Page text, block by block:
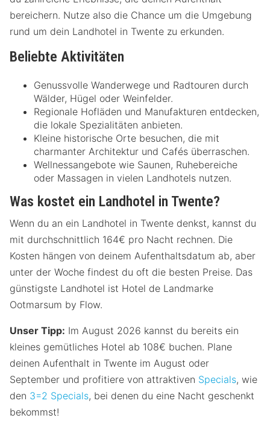
bereichern. Nutze also die Chance um die Umgebung
rund um dein Landhotel in Twente zu erkunden.
Beliebte Aktivitäten
Genussvolle Wanderwege und Radtouren durch
Wälder, Hügel oder Weinfelder.
Regionale Hofläden und Manufakturen entdecken,
die lokale Spezialitäten anbieten.
Kleine historische Orte besuchen, die mit
charmanter Architektur und Cafés überraschen.
Wellnessangebote wie Saunen, Ruhebereiche
oder Massagen in vielen Landhotels nutzen.
Was kostet ein Landhotel in Twente?
Wenn du an ein Landhotel in Twente denkst, kannst du
mit durchschnittlich 164€ pro Nacht rechnen. Die
Kosten hängen von deinem Aufenthaltsdatum ab, aber
unter der Woche findest du oft die besten Preise. Das
günstigste Landhotel ist Hotel de Landmarke
Ootmarsum by Flow.
Unser Tipp: Im August 2026 kannst du bereits ein
kleines gemütliches Hotel ab 108€ buchen. Plane
deinen Aufenthalt in Twente im August oder
September und profitiere von attraktiven Specials, wie
den 3=2 Specials, bei denen du eine Nacht geschenkt
bekommst!